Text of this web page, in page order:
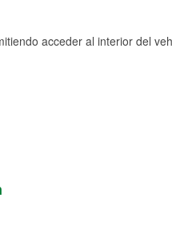
acceder al interior del